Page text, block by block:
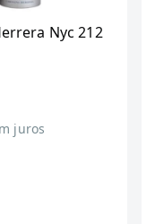
Nyc 212
juros